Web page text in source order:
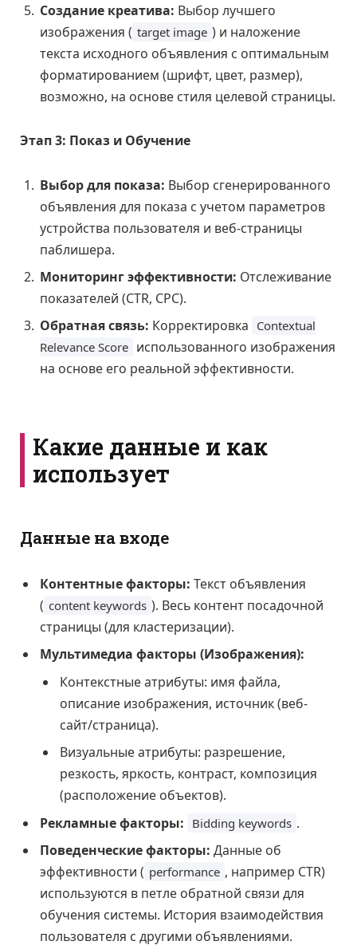
Создание креатива: Выбор лучшего
изображения ( target image ) и наложение
текста исходного объявления с оптимальным
форматированием (шрифт, цвет, размер),
возможно, на основе стиля целевой страницы.
Этап 3: Показ и Обучение
Выбор для показа: Выбор сгенерированного
объявления для показа с учетом параметров
устройства пользователя и веб-страницы
паблишера.
Мониторинг эффективности: Отслеживание
показателей (CTR, CPC).
Обратная связь: Корректировка Contextual
Relevance Score использованного изображения
на основе его реальной эффективности.
Какие данные и как
использует
Данные на входе
Контентные факторы: Текст объявления
( content keywords ). Весь контент посадочной
страницы (для кластеризации).
Мультимедиа факторы (Изображения):
Контекстные атрибуты: имя файла,
описание изображения, источник (веб-
сайт/страница).
Визуальные атрибуты: разрешение,
резкость, яркость, контраст, композиция
(расположение объектов).
Рекламные факторы: Bidding keywords .
Поведенческие факторы: Данные об
эффективности ( performance , например CTR)
используются в петле обратной связи для
обучения системы. История взаимодействия
пользователя с другими объявлениями.